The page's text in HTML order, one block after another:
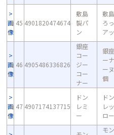
画
像
45 4901820474674
敷島
製パ
ン
敷
ろ
ア
画
像
46 4905486336826
銀座
コー
ジー
コー
ナー
銀
ー
ー
個
画
像
47 4907174137715
ドン
レミ
ー
ド
レ
ロ
モ